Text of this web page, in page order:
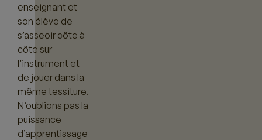
enseignant et
son élève de
s’asseoir côte à
côte sur
l’instrument et
de jouer dans la
même tessiture.
N’oublions pas la
puissance
d’apprentissage